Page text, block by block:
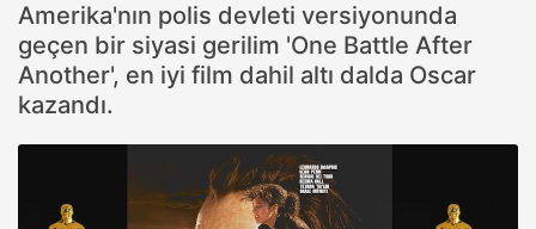
Amerika'nın polis devleti versiyonunda
geçen bir siyasi gerilim 'One Battle After
Another', en iyi film dahil altı dalda Oscar
kazandı.